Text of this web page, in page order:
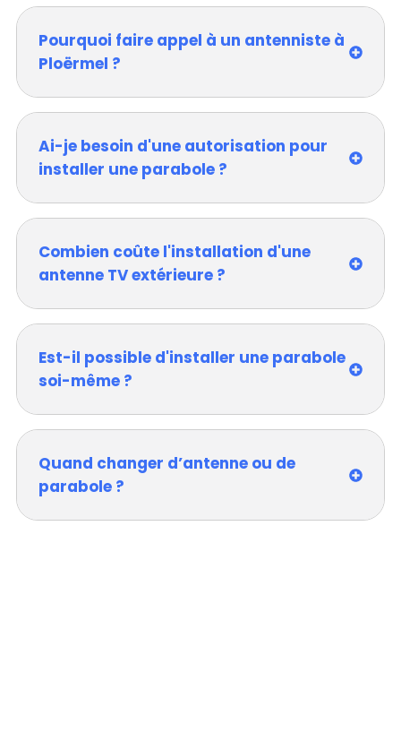
Pourquoi faire appel à un antenniste à
Ploërmel ?
Ai-je besoin d'une autorisation pour
installer une parabole ?
Combien coûte l'installation d'une
antenne TV extérieure ?
Est-il possible d'installer une parabole
soi-même ?
Quand changer d’antenne ou de
parabole ?